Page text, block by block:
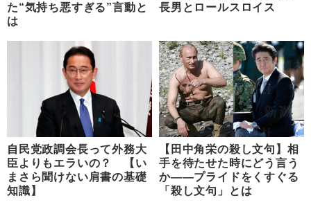
た“気持ち悪すぎる”言動と
は
長男とロールスロイス
自民党政調会長って外務大
臣よりもエラいの？ 【い
まさら聞けない肩書の基礎
知識】
【田中角栄の殺し文句】相
手を待たせた時にどう言う
か――プライドをくすぐる
「殺し文句」とは